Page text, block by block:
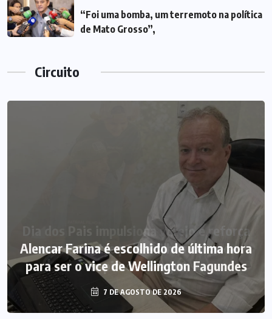
“Foi uma bomba, um terremoto na política
de Mato Grosso”,
Circuito
Alencar Farina é escolhido de última hora
para ser o vice de Wellington Fagundes
7 DE AGOSTO DE 2026